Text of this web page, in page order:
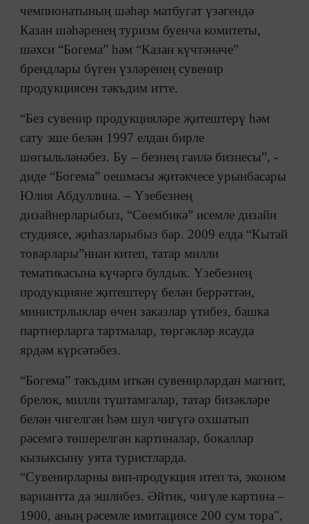
чемпионатының шәһәр матбугат үзәгендә
Казан шәһәренең туризм буенча комитеты,
шәхси “Богема” һәм “Казан күчтәнәче”
брендлары бүген үзләренең сувенир
продукциясен тәкъдим итте.
“Без сувенир продукцияләре җитештерү һәм
сату эше белән 1997 елдан бирле
шөгыльләнәбез. Бу – безнең гаилә бизнесы”, -
диде “Богема” оешмасы җитәкчесе урынбасары
Юлия Абдуллина. – Үзебезнең
дизайнерларыбыз, “Сөембикә” исемле дизайн
студиясе, җиһазларыбыз бар. 2009 елда “Кытай
товарлары”ннан китеп, татар милли
тематикасына күчәргә булдык. Үзебезнең
продукцияне җитештерү белән беррәттән,
министрлыклар өчен заказлар үтибез, башка
партнерларга тартмалар, төргәкләр ясауда
ярдәм күрсәтәбез.
“Богема” тәкъдим иткән сувенирлардан магнит,
брелок, милли түштамгалар, татар бизәкләре
белән чигелгән һәм шул чигүгә охшатып
рәсемгә төшерелгән картиналар, бокаллар
кызыксыну уята туристларда.
“Сувенирларны вип-продукция итеп тә, эконом
вариантта да эшлибез. Әйтик, чигүле картина –
1900, аның рәсемле имитациясе 200 сум тора",